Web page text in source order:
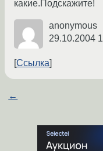
какие.Подскажите!
anonymous
29.10.2004
Ссылка
←